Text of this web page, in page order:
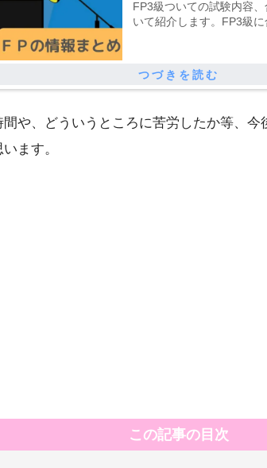
FP3級ついての試験内容
いて紹介します。FP3級
や、どういうところに苦労したか等、今
ます。
この記事の目次